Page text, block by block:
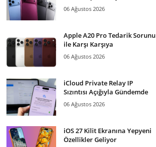
06 Ağustos 2026
Apple A20 Pro Tedarik Sorunu
ile Karşı Karşıya
06 Ağustos 2026
iCloud Private Relay IP
Sızıntısı Açığıyla Gündemde
06 Ağustos 2026
iOS 27 Kilit Ekranına Yepyeni
Özellikler Geliyor